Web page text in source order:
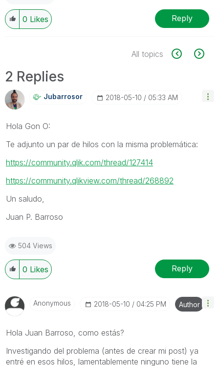
0 Likes Reply
All topics
2 Replies
Jubarrosor ‎2018-05-10 05:33 AM
Hola Gon O:
Te adjunto un par de hilos con la misma problemática:
https://community.qlik.com/thread/127414
https://community.qlikview.com/thread/268892
Un saludo,
Juan P. Barroso
504 Views
0 Likes Reply
Anonymous ‎2018-05-10 04:25 PM Author
Hola Juan Barroso, como estás?
Investigando del problema (antes de crear mi post) ya
entré en esos hilos, lamentablemente ninguno tiene la